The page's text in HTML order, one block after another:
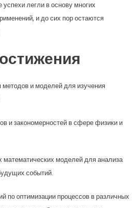
легли в основу многих
и до сих пор остаются
и моделей для изучения
и закономерностей в сфере физики и
моделей для анализа
событий.
по оптимизации процессов в различных